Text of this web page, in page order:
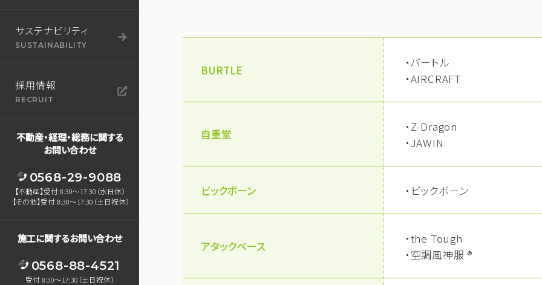
サステナビリティ
SUSTAINABILITY
採用情報
RECRUIT
不動産・経理・総務に関する
お問い合わせ
0568-29-9088
【不動産】受付 8:30～17:30（水日休）
【その他】受付 8:30～17:30（土日祝休）
施工に関するお問い合わせ
0568-88-4521
受付 8:30～17:30（土日祝休）
BURTLE
・バートル
・AIRCRAFT
自重堂
・Z-Dragon
・JAWIN
ビックボーン ・ビックボーン
アタックベース
・the Tough
・空調風神服 ®